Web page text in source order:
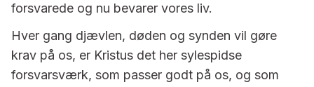
forsvarede og nu bevarer vores liv.
Hver gang djævlen, døden og synden vil gøre
krav på os, er Kristus det her sylespidse
forsvarsværk, som passer godt på os, og som